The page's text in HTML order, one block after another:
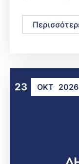
23 ΟΚΤ 2026